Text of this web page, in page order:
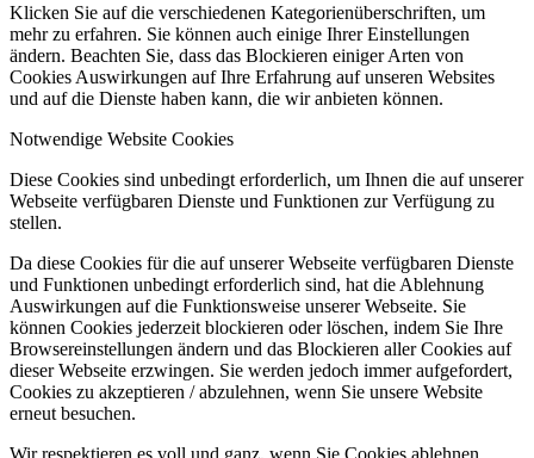
Klicken Sie auf die verschiedenen Kategorienüberschriften, um
mehr zu erfahren. Sie können auch einige Ihrer Einstellungen
ändern. Beachten Sie, dass das Blockieren einiger Arten von
Cookies Auswirkungen auf Ihre Erfahrung auf unseren Websites
und auf die Dienste haben kann, die wir anbieten können.
Notwendige Website Cookies
Diese Cookies sind unbedingt erforderlich, um Ihnen die auf unserer
Webseite verfügbaren Dienste und Funktionen zur Verfügung zu
stellen.
Da diese Cookies für die auf unserer Webseite verfügbaren Dienste
und Funktionen unbedingt erforderlich sind, hat die Ablehnung
Auswirkungen auf die Funktionsweise unserer Webseite. Sie
können Cookies jederzeit blockieren oder löschen, indem Sie Ihre
Browsereinstellungen ändern und das Blockieren aller Cookies auf
dieser Webseite erzwingen. Sie werden jedoch immer aufgefordert,
Cookies zu akzeptieren / abzulehnen, wenn Sie unsere Website
erneut besuchen.
Wir respektieren es voll und ganz, wenn Sie Cookies ablehnen